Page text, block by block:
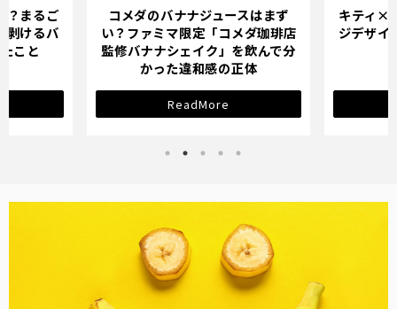
はまず
ダ珈琲店
んで分
キティ×バナナミルクのパッケー
ジデザインが示す「学び直し」の
サインとは？
ReadMore
オイシッ
ている人